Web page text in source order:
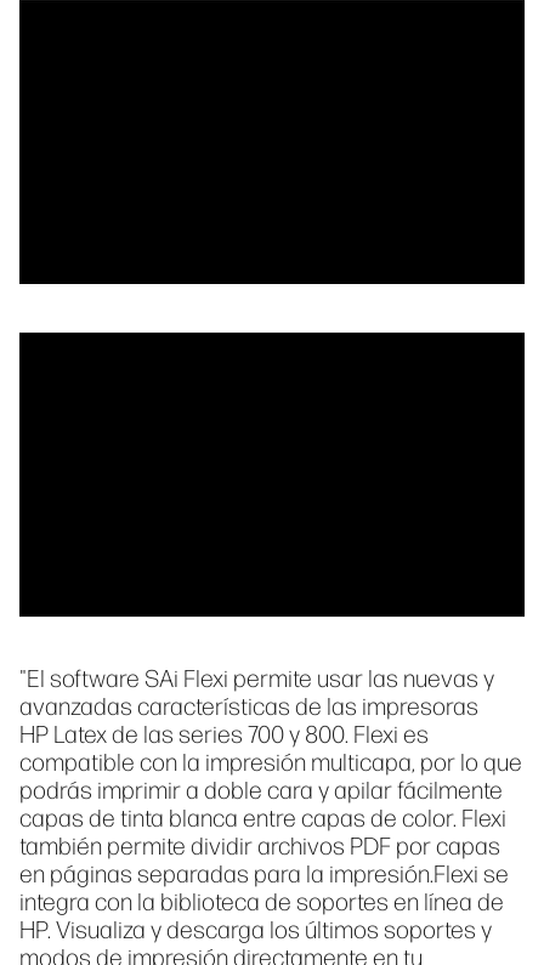
"El software SAi Flexi permite usar las nuevas y
avanzadas características de las impresoras
HP Latex de las series 700 y 800. Flexi es
compatible con la impresión multicapa, por lo que
podrás imprimir a doble cara y apilar fácilmente
capas de tinta blanca entre capas de color. Flexi
también permite dividir archivos PDF por capas
en páginas separadas para la impresión.Flexi se
integra con la biblioteca de soportes en línea de
HP. Visualiza y descarga los últimos soportes y
modos de impresión directamente en tu